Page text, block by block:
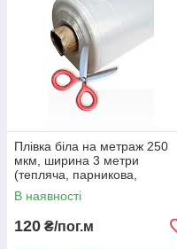
Плівка біла на метраж 250
мкм, ширина 3 метри
(тепляча, парникова,
прозора).
В наявності
120 ₴/пог.м